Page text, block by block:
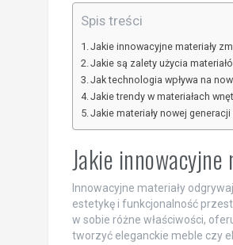
Spis treści
Jakie innowacyjne materiały
Jakie są zalety użycia
Jak technologia wpływa na
Jakie trendy w materiałach
Jakie materiały nowej
Jakie
Innowacyjne materiały
estetykę i funkcjonalność
w sobie różne właściwości,
tworzyć eleganckie meble czy